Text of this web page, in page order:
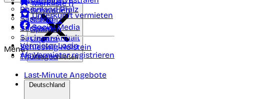
Rheinland Pfalz
Saarland
Sachsen
Sachsen-Anhalt
Schleswig-Holstein
Thüringen
Schweden
Schweiz
Spanien
Ungarn
Merkliste ()
Unterkunft vermieten
Social Media
Vermieter-Login
Als Vermieter registrieren
Menü
Menü schließen
Last-Minute Angebote
Deutschland